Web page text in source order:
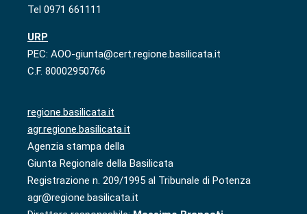
Tel 0971 661111
URP
PEC: AOO-giunta@cert.regione.basilicata.it
C.F. 80002950766
regione.basilicata.it
agr.regione.basilicata.it
Agenzia stampa della
Giunta Regionale della Basilicata
Registrazione n. 209/1995 al Tribunale di Potenza
agr@regione.basilicata.it